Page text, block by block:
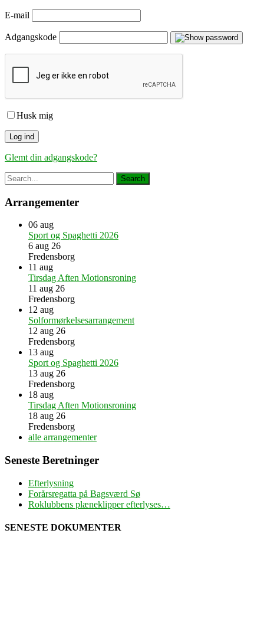
E-mail
Adgangskode
Husk mig
Glemt din adgangskode?
Arrangementer
06 aug
Sport og Spaghetti 2026
6 aug 26
Fredensborg
11 aug
Tirsdag Aften Motionsroning
11 aug 26
Fredensborg
12 aug
Solformørkelsesarrangement
12 aug 26
Fredensborg
13 aug
Sport og Spaghetti 2026
13 aug 26
Fredensborg
18 aug
Tirsdag Aften Motionsroning
18 aug 26
Fredensborg
alle arrangementer
Seneste Beretninger
Efterlysning
Forårsregatta på Bagsværd Sø
Roklubbens plæneklipper efterlyses…
SENESTE DOKUMENTER